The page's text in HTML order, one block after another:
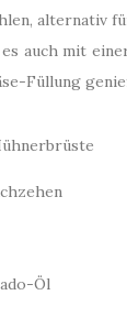
alternativ
es auch mit
Füllung
Öl